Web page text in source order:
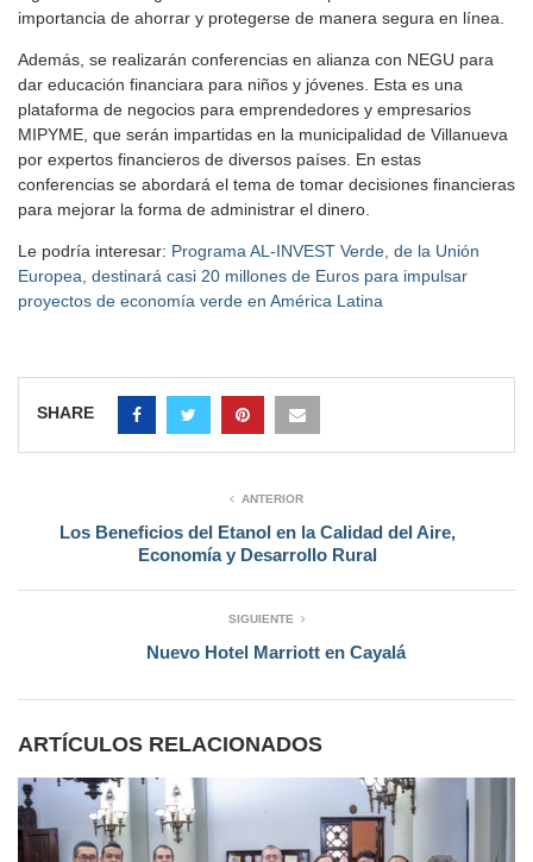
importancia de ahorrar y protegerse de manera segura en línea.
Además, se realizarán conferencias en alianza con NEGU para
dar educación financiara para niños y jóvenes. Esta es una
plataforma de negocios para emprendedores y empresarios
MIPYME, que serán impartidas en la municipalidad de Villanueva
por expertos financieros de diversos países. En estas
conferencias se abordará el tema de tomar decisiones financieras
para mejorar la forma de administrar el dinero.
Le podría interesar: Programa AL-INVEST Verde, de la Unión
Europea, destinará casi 20 millones de Euros para impulsar
proyectos de economía verde en América Latina
SHARE
ANTERIOR
Los Beneficios del Etanol en la Calidad del Aire,
Economía y Desarrollo Rural
SIGUIENTE
Nuevo Hotel Marriott en Cayalá
ARTÍCULOS RELACIONADOS